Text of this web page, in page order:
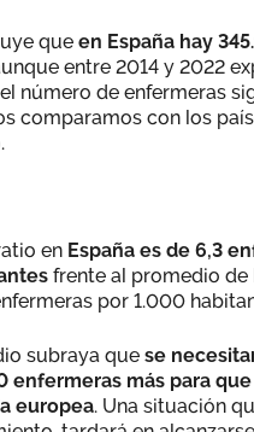
que en España hay
entre 2014 y 2022
número de enfermeras
comparamos con los
en España es de 6,3
frente al promedio de
por 1.000
subraya que se
enfermeras más para que
europea. Una situación